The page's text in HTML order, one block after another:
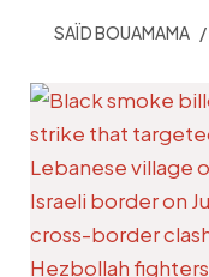
SAÏD BOUAMAMA